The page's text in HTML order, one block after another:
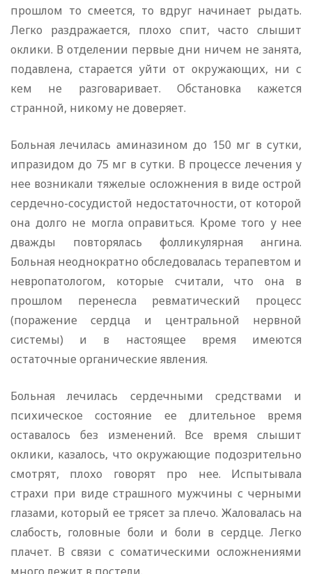
прошлом то смеется, то вдруг начинает рыдать.
Легко раздражается, плохо спит, часто слышит
оклики. В отделении первые дни ничем не занята,
подавлена, старается уйти от окружающих, ни с
кем не разговаривает. Обстановка кажется
странной, никому не доверяет.
Больная лечилась аминазином до 150 мг в сутки,
ипразидом до 75 мг в сутки. В процессе лечения у
нее возникали тяжелые осложнения в виде острой
сердечно-сосудистой недостаточности, от которой
она долго не могла оправиться. Кроме того у нее
дважды повторялась фолликулярная ангина.
Больная неоднократно обследовалась терапевтом и
невропатологом, которые считали, что она в
прошлом перенесла ревматический процесс
(поражение сердца и центральной нервной
системы) и в настоящее время имеются
остаточные органические явления.
Больная лечилась сердечными средствами и
психическое состояние ее длительное время
оставалось без изменений. Все время слышит
оклики, казалось, что окружающие подозрительно
смотрят, плохо говорят про нее. Испытывала
страхи при виде страшного мужчины с черными
глазами, который ее трясет за плечо. Жаловалась на
слабость, головные боли и боли в сердце. Легко
плачет. В связи с соматическими осложнениями